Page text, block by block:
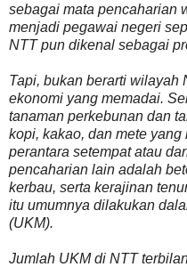
sebagai mata pencaharian
menjadi pegawai negeri
NTT pun dikenal sebagai
Tapi, bukan berarti wilayah
ekonomi yang memadai.
tanaman perkebunan dan
kopi, kakao, dan mete
perantara setempat atau
pencaharian lain adalah
kerbau, serta kerajinan
itu umumnya dilakukan
(UKM).
Jumlah UKM di NTT